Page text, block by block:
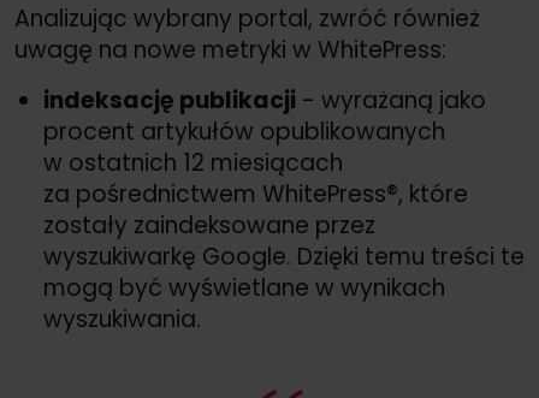
Analizując wybrany portal, zwróć również
uwagę na nowe metryki w WhitePress:
indeksację publikacji - wyrażaną jako
procent artykułów opublikowanych
w ostatnich 12 miesiącach
za pośrednictwem WhitePress®, które
zostały zaindeksowane przez
wyszukiwarkę Google. Dzięki temu treści te
mogą być wyświetlane w wynikach
wyszukiwania.